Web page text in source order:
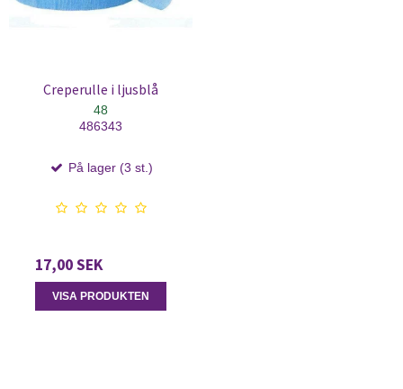
Creperulle i ljusblå
48
486343
På lager (3 st.)
17,00 SEK
VISA PRODUKTEN